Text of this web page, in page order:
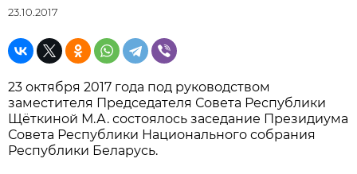
23.10.2017
23 октября 2017 года под руководством
заместителя Председателя Совета Республики
Щёткиной М.А. состоялось заседание Президиума
Совета Республики Национального собрания
Республики Беларусь.